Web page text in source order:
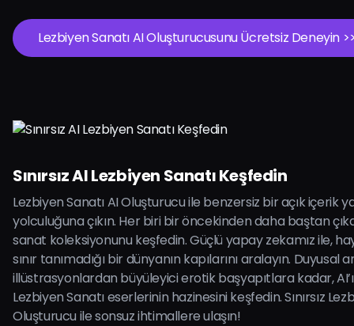
Lezbiyen Sanatı AI Oluşturucusunu Ücretsiz Deneyin
Sınırsız AI Lezbiyen Sanatı Keşfedin
Lezbiyen Sanatı AI Oluşturucu ile benzersiz bir açık içerik
yolculuğuna çıkın. Her biri bir öncekinden daha baştan
sanat koleksiyonunu keşfedin. Güçlü yapay zekamız ile,
sınır tanımadığı bir dünyanın kapılarını aralayın. Duyusal
illüstrasyonlardan büyüleyici erotik başyapıtlara kadar,
Lezbiyen Sanatı eserlerinin hazinesini keşfedin. Sınırsız
Oluşturucu ile sonsuz ihtimallere ulaşın!